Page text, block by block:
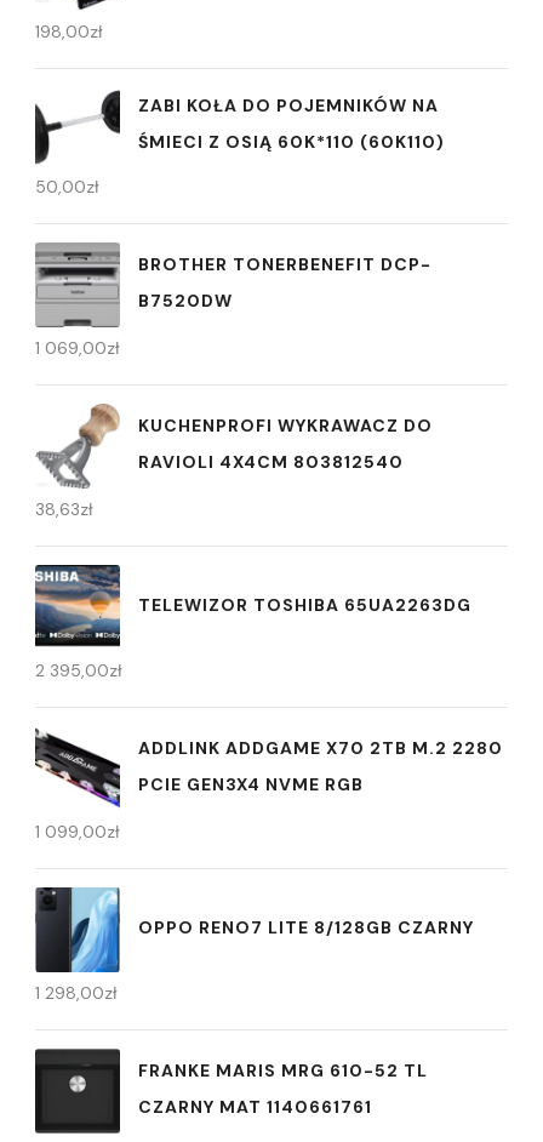
198,00zł
ZABI KOŁA DO POJEMNIKÓW NA
ŚMIECI Z OSIĄ 60K*110 (60K110)
50,00zł
BROTHER TONERBENEFIT DCP-
B7520DW
1 069,00zł
KUCHENPROFI WYKRAWACZ DO
RAVIOLI 4X4CM 803812540
38,63zł
TELEWIZOR TOSHIBA 65UA2263DG
2 395,00zł
ADDLINK ADDGAME X70 2TB M.2 2280
PCIE GEN3X4 NVME RGB
1 099,00zł
OPPO RENO7 LITE 8/128GB CZARNY
1 298,00zł
FRANKE MARIS MRG 610-52 TL
CZARNY MAT 1140661761